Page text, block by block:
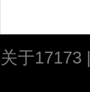
关于17173 |